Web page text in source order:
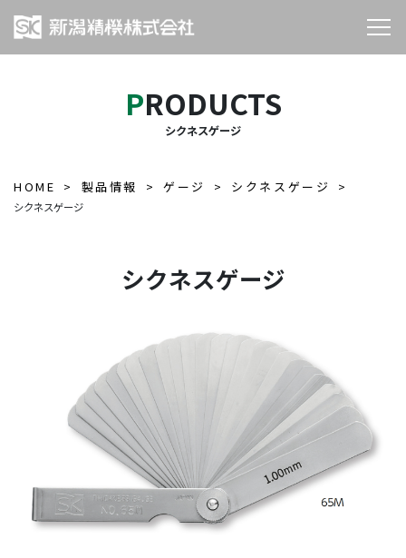
PRODUCTS
シクネスゲージ
HOME 製品情報 ゲージ シクネスゲージ
シクネスゲージ
シクネスゲージ